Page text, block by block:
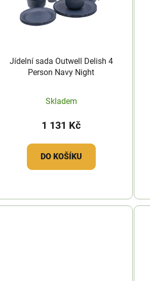
Jídelní sada Outwell Delish 4
Person Navy Night
Skladem
1 131 Kč
DO KOŠÍKU